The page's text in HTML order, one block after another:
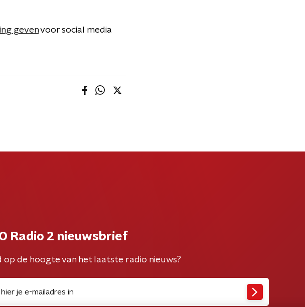
gevenvoor social media
Radio 2 nieuwsbrief
op de hoogte van het laatste radio nieuws?